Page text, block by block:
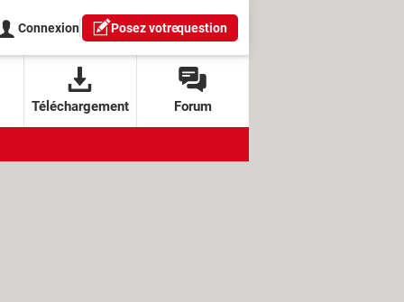
Connexion Posez votrequestion
Téléchargement Forum